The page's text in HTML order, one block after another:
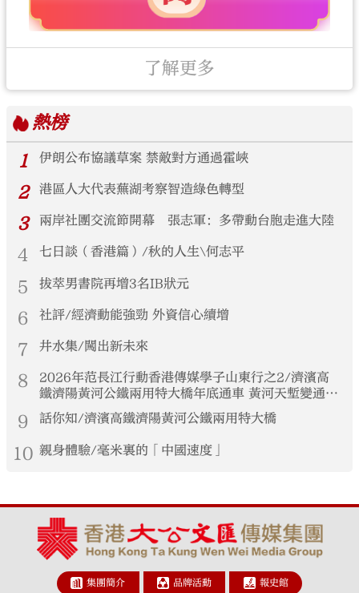
了解更多
熱榜
1
伊朗公布協議草案 禁敵對方通過霍峽
2 港區人大代表蕪湖考察智造綠色轉型
3 兩岸社團交流節開幕 張志軍：多帶動台胞走進大陸
4 七日談（香港篇）/秋的人生\何志平
5 拔萃男書院再增3名IB狀元
6 社評/經濟動能強勁 外資信心續增
7 井水集/闖出新未來
8
2026年范長江行動香港傳媒學子山東行之2/濟濱高
鐵濟陽黃河公鐵兩用特大橋年底通車 黃河天塹變通途
港生見證大國基建實力
9 話你知/濟濱高鐵濟陽黃河公鐵兩用特大橋
10 親身體驗/毫米裏的「中國速度」
集團簡介 品牌活動 報史館